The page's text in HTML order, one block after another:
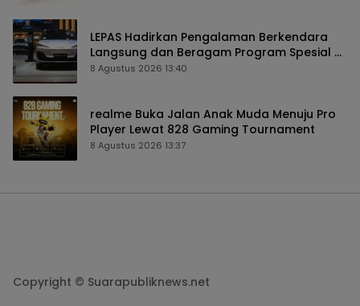
LEPAS Hadirkan Pengalaman Berkendara
Langsung dan Beragam Program Spesial di
GIIAS 2026
8 Agustus 2026 13:40
realme Buka Jalan Anak Muda Menuju Pro
Player Lewat 828 Gaming Tournament
8 Agustus 2026 13:37
Copyright © Suarapubliknews.net